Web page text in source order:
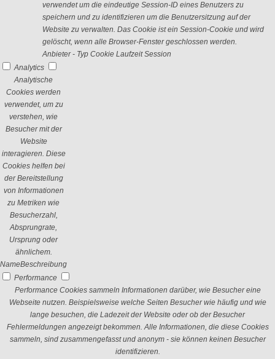
verwendet um die eindeutige Session-ID eines Benutzers zu
speichern und zu identifizieren um die Benutzersitzung auf der
Website zu verwalten. Das Cookie ist ein Session-Cookie und wird
gelöscht, wenn alle Browser-Fenster geschlossen werden.
Anbieter - Typ Cookie Laufzeit Session
Analytics
Analytische
Cookies werden
verwendet, um zu
verstehen, wie
Besucher mit der
Website
interagieren. Diese
Cookies helfen bei
der Bereitstellung
von Informationen
zu Metriken wie
Besucherzahl,
Absprungrate,
Ursprung oder
ähnlichem.
NameBeschreibung
Performance
Performance Cookies sammeln Informationen darüber, wie Besucher eine
Webseite nutzen. Beispielsweise welche Seiten Besucher wie häufig und wie
lange besuchen, die Ladezeit der Website oder ob der Besucher
Fehlermeldungen angezeigt bekommen. Alle Informationen, die diese Cookies
sammeln, sind zusammengefasst und anonym - sie können keinen Besucher
identifizieren.